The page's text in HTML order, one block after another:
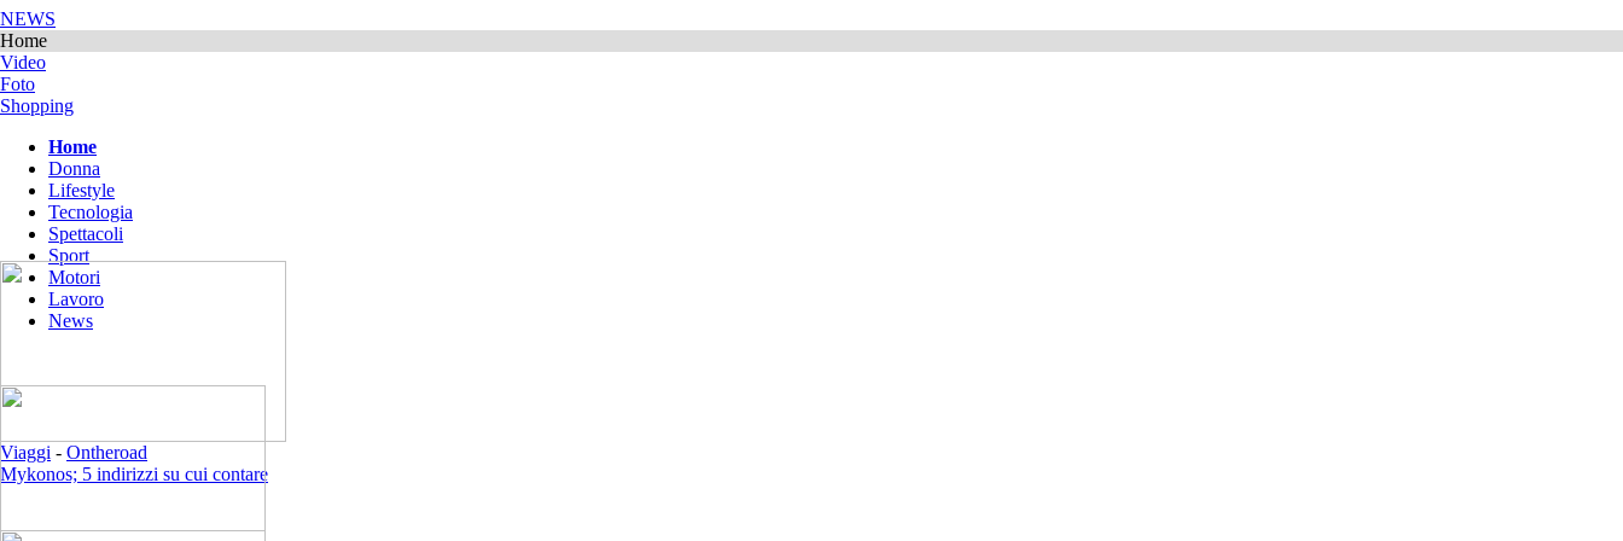
NEWS
Home
Video
Foto
Shopping
Home
Donna
Lifestyle
Tecnologia
Spettacoli
Sport
Motori
Lavoro
News
Viaggi - Ontheroad
Mykonos; 5 indirizzi su cui contare